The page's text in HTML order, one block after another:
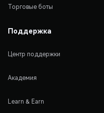
Торговые боты
Поддержка
Центр поддержки
Академия
Learn & Earn